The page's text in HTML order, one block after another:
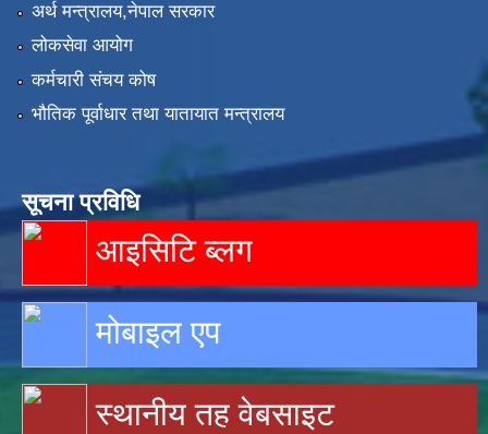
अर्थ मन्त्रालय,नेपाल सरकार
लोकसेवा आयोग
कर्मचारी संचय कोष
भौतिक पूर्वाधार तथा यातायात मन्त्रालय
सूचना प्रविधि
आइसिटि ब्लग
मोबाइल एप
स्थानीय तह वेबसाइट